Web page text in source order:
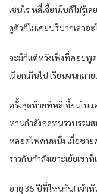
เช่นไร หลี่เจี้ยนโบก็ไม่รู้เ
ดูตัวก็ไม่เคยปริปากเล่าอะ
จะมีก็แต่หวังเฟิ่งที่คอยพู
เลือกเกินไป เรียนจนกลา
ครั้งสุดท้ายที่หลี่เจี้ยนโบ
หานกำลังอดทนรวบรวม
หลอดไฟคนหนึ่ง เมื่อชา
ราวกับกำลังเยาะเย้ยเข
อายุ 35 ปีที่ไหนกัน! เจ้า